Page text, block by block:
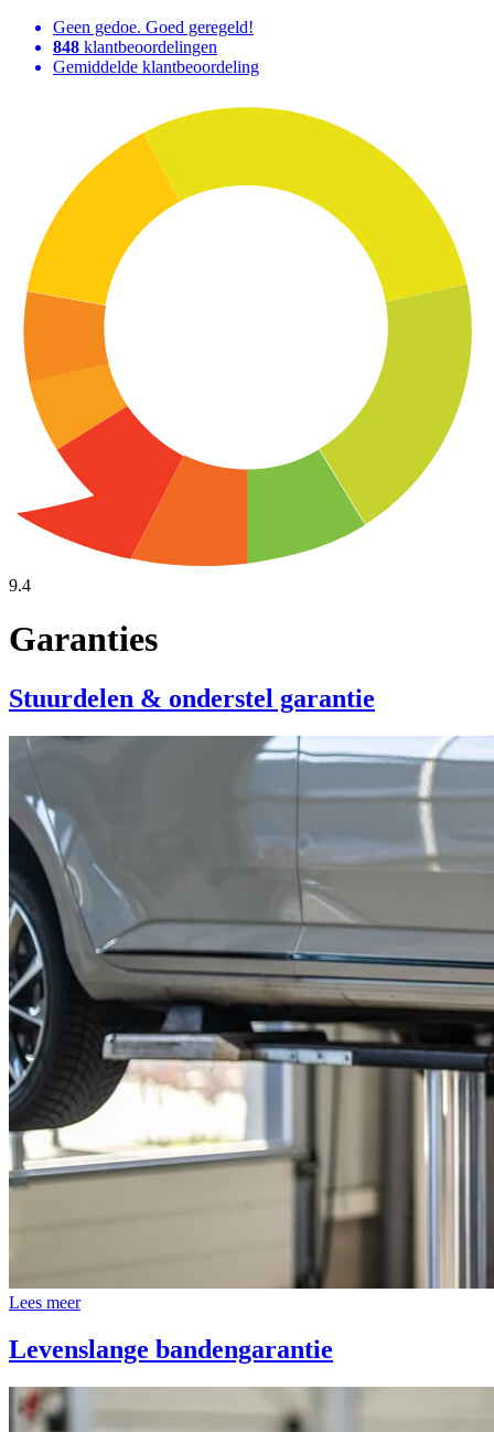
Geen gedoe. Goed geregeld!
848 klantbeoordelingen
Gemiddelde klantbeoordeling
9.4
Garanties
Stuurdelen & onderstel garantie
Lees meer
Levenslange bandengarantie